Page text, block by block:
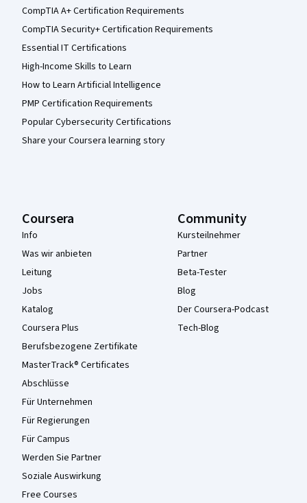
CompTIA A+ Certification Requirements
CompTIA Security+ Certification Requirements
Essential IT Certifications
High-Income Skills to Learn
How to Learn Artificial Intelligence
PMP Certification Requirements
Popular Cybersecurity Certifications
Share your Coursera learning story
Coursera
Info
Was wir anbieten
Leitung
Jobs
Katalog
Coursera Plus
Berufsbezogene Zertifikate
MasterTrack® Certificates
Abschlüsse
Für Unternehmen
Für Regierungen
Für Campus
Werden Sie Partner
Soziale Auswirkung
Free Courses
Community
Kursteilnehmer
Partner
Beta-Tester
Blog
Der Coursera-Podcast
Tech-Blog